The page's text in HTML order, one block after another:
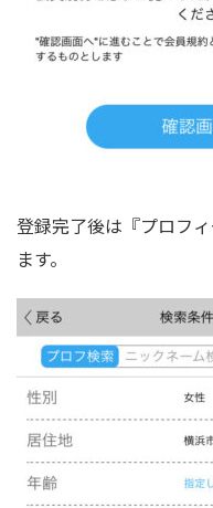
登録完了後は『プロフ
ます。